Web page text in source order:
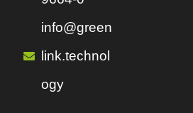
info@green
link.technol
ogy